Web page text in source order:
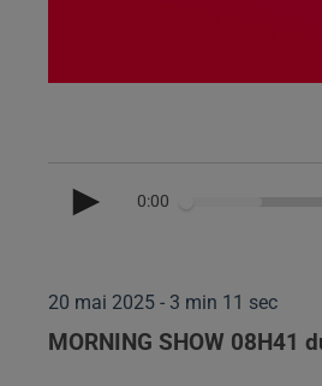
0:00
20 mai 2025 - 3 min 11 sec
MORNING SHOW 08H41